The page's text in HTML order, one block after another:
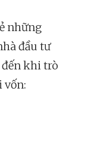
những
đầu tư
khi trò
vốn: